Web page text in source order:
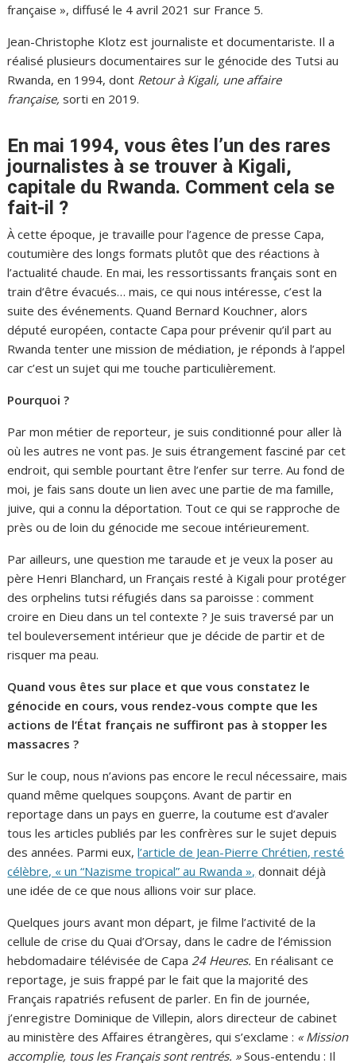
française », diffusé le 4 avril 2021 sur France 5.
Jean-Christophe Klotz est journaliste et documentariste. Il a
réalisé plusieurs documentaires sur le génocide des Tutsi au
Rwanda, en 1994, dont Retour à Kigali, une affaire
française, sorti en 2019.
En mai 1994, vous êtes l’un des rares
journalistes à se trouver à Kigali,
capitale du Rwanda. Comment cela se
fait-il ?
À cette époque, je travaille pour l’agence de presse Capa,
coutumière des longs formats plutôt que des réactions à
l’actualité chaude. En mai, les ressortissants français sont en
train d’être évacués… mais, ce qui nous intéresse, c’est la
suite des événements. Quand Bernard Kouchner, alors
député européen, contacte Capa pour prévenir qu’il part au
Rwanda tenter une mission de médiation, je réponds à l’appel
car c’est un sujet qui me touche particulièrement.
Pourquoi ?
Par mon métier de reporteur, je suis conditionné pour aller là
où les autres ne vont pas. Je suis étrangement fasciné par cet
endroit, qui semble pourtant être l’enfer sur terre. Au fond de
moi, je fais sans doute un lien avec une partie de ma famille,
juive, qui a connu la déportation. Tout ce qui se rapproche de
près ou de loin du génocide me secoue intérieurement.
Par ailleurs, une question me taraude et je veux la poser au
père Henri Blanchard, un Français resté à Kigali pour protéger
des orphelins tutsi réfugiés dans sa paroisse : comment
croire en Dieu dans un tel contexte ? Je suis traversé par un
tel bouleversement intérieur que je décide de partir et de
risquer ma peau.
Quand vous êtes sur place et que vous constatez le
génocide en cours, vous rendez-vous compte que les
actions de l’État français ne suffiront pas à stopper les
massacres ?
Sur le coup, nous n’avions pas encore le recul nécessaire, mais
quand même quelques soupçons. Avant de partir en
reportage dans un pays en guerre, la coutume est d’avaler
tous les articles publiés par les confrères sur le sujet depuis
des années. Parmi eux,l’article de Jean-Pierre Chrétien, resté
célèbre, « un “Nazisme tropical” au Rwanda », donnait déjà
une idée de ce que nous allions voir sur place.
Quelques jours avant mon départ, je filme l’activité de la
cellule de crise du Quai d’Orsay, dans le cadre de l’émission
hebdomadaire télévisée de Capa 24 Heures. En réalisant ce
reportage, je suis frappé par le fait que la majorité des
Français rapatriés refusent de parler. En fin de journée,
j’enregistre Dominique de Villepin, alors directeur de cabinet
au ministère des Affaires étrangères, qui s’exclame : « Mission
accomplie, tous les Français sont rentrés. »Sous-entendu : Il